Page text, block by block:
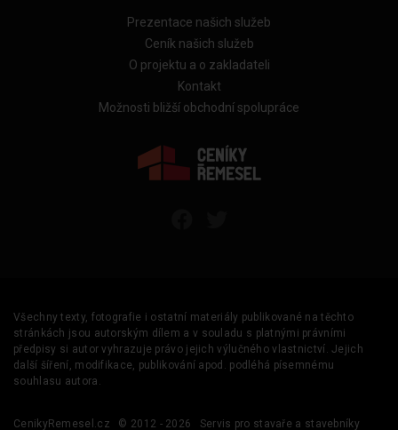
Prezentace našich služeb
Ceník našich služeb
O projektu a o zakladateli
Kontakt
Možnosti bližší obchodní spolupráce
Všechny texty, fotografie i ostatní materiály publikované na těchto
stránkách jsou autorským dílem a v souladu s platnými právními
předpisy si autor vyhrazuje právo jejich výlučného vlastnictví. Jejich
další šíření, modifikace, publikování apod. podléhá písemnému
souhlasu autora.
CenikyRemesel.cz © 2012 - 2026 Servis pro stavaře a stavebníky